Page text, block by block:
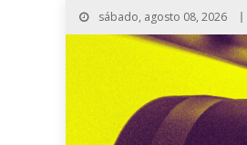
sábado, agosto 08, 2026